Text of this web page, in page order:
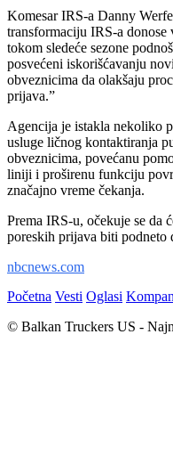
Komesar IRS-a Danny
transformaciju IRS-a
tokom sledeće sezone
posvećeni iskorišćavanju
obveznicima da olakšaju
prijava.”
Agencija je istakla nekoliko
usluge ličnog kontaktiranja
obveznicima, povećanu
liniji i proširenu funkciju
značajno vreme čekanja.
Prema IRS-u, očekuje se da
poreskih prijava biti podneto
nbcnews.com
Početna Vesti Oglasi
© Balkan Truckers US -